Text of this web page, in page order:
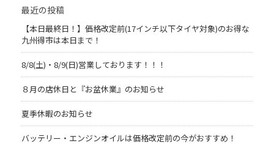
最近の投稿
【本日最終日！】価格改定前(17インチ以下タイヤ対象)のお得な
九州得市は本日まで！
8/8(土)・8/9(日)営業しております！！！
８月の店休日と『お盆休業』のお知らせ
夏季休暇のお知らせ
バッテリー・エンジンオイルは価格改定前の今がおすすめ！